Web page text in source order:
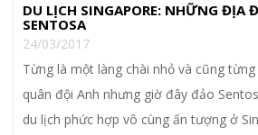
DU LỊCH SINGAPORE: NHỮNG ĐỊA
SENTOSA
24/03/2017
Từng là một làng chài nhỏ và cũng
quân đội Anh nhưng giờ đây đảo
du lịch phức hợp vô cùng ấn tượng ở